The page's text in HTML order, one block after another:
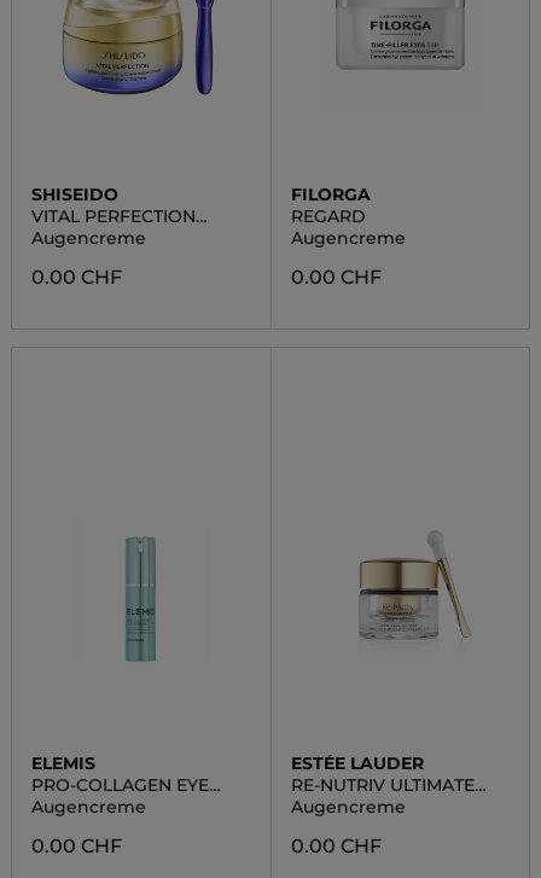
SHISEIDO
VITAL PERFECTION
UPLIFTING AND FIRMING
ADVANCED EYE CREAM
Augencreme
0.00 CHF
FILORGA
REGARD
Augencreme
0.00 CHF
ELEMIS
PRO-COLLAGEN EYE
RENEWAL
Augencreme
0.00 CHF
ESTÉE LAUDER
RE-NUTRIV ULTIMATE
DIAMOND
Augencreme
0.00 CHF